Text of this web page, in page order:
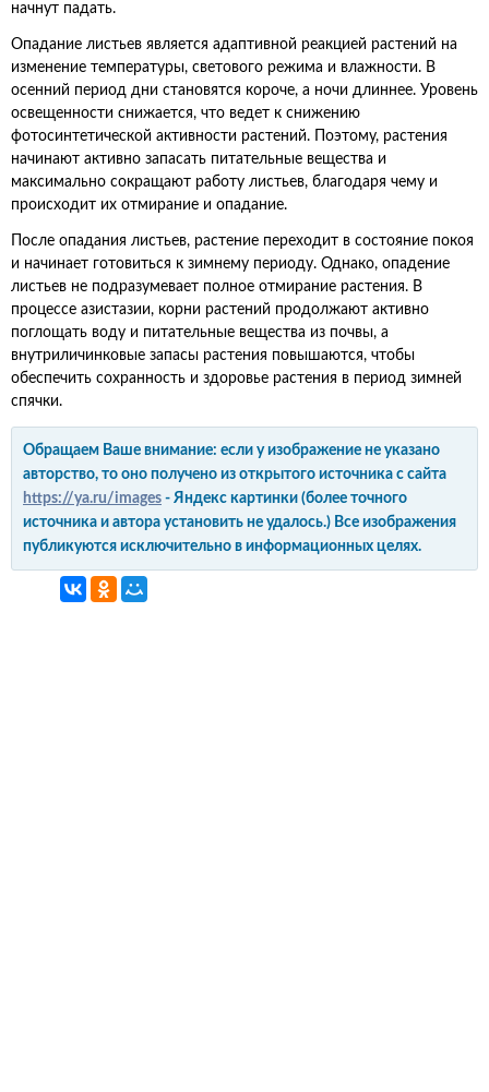
начнут падать.
Опадание листьев является адаптивной реакцией растений на
изменение температуры, светового режима и влажности. В
осенний период дни становятся короче, а ночи длиннее. Уровень
освещенности снижается, что ведет к снижению
фотосинтетической активности растений. Поэтому, растения
начинают активно запасать питательные вещества и
максимально сокращают работу листьев, благодаря чему и
происходит их отмирание и опадание.
После опадания листьев, растение переходит в состояние покоя
и начинает готовиться к зимнему периоду. Однако, опадение
листьев не подразумевает полное отмирание растения. В
процессе азистазии, корни растений продолжают активно
поглощать воду и питательные вещества из почвы, а
внутриличинковые запасы растения повышаются, чтобы
обеспечить сохранность и здоровье растения в период зимней
спячки.
Обращаем Ваше внимание: если у изображение не указано
авторство, то оно получено из открытого источника с сайта
https://ya.ru/images - Яндекс картинки (более точного
источника и автора установить не удалось.) Все изображения
публикуются исключительно в информационных целях.